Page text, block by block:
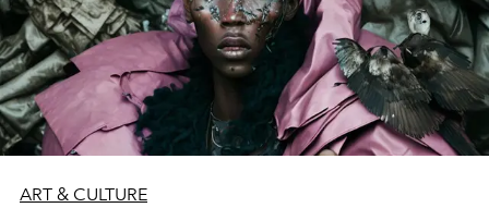
ART & CULTURE